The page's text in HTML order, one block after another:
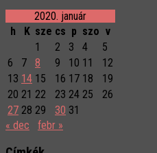
2020. január
h
K sze cs p szo v
1
2 3 4
5
6
7 8 9 10 11
12
13 14 15 16 17 18
19
20 21 22 23 24 25
26
27 28 29 30 31
« dec
febr »